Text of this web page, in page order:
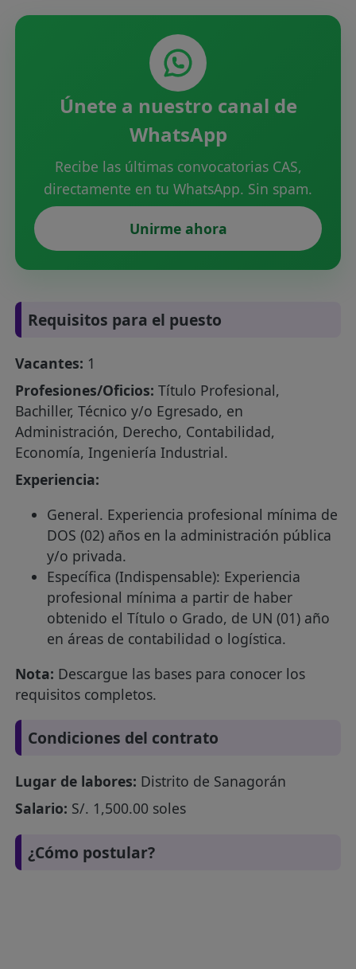
Únete a nuestro canal de
WhatsApp
Recibe las últimas convocatorias CAS,
directamente en tu WhatsApp. Sin spam.
Unirme ahora
Requisitos para el puesto
Vacantes: 1
Profesiones/Oficios: Título Profesional,
Bachiller, Técnico y/o Egresado, en
Administración, Derecho, Contabilidad,
Economía, Ingeniería Industrial.
Experiencia:
General. Experiencia profesional mínima de
DOS (02) años en la administración pública
y/o privada.
Específica (Indispensable): Experiencia
profesional mínima a partir de haber
obtenido el Título o Grado, de UN (01) año
en áreas de contabilidad o logística.
Nota: Descargue las bases para conocer los
requisitos completos.
Condiciones del contrato
Lugar de labores: Distrito de Sanagorán
Salario: S/. 1,500.00 soles
¿Cómo postular?